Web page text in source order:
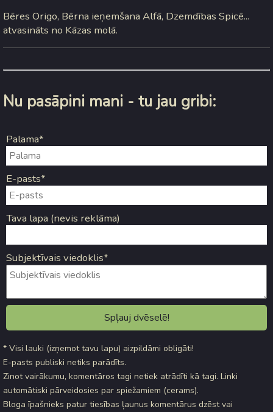
Bēres Origo, Bērna ieņemšana Alfā, Dzemdības Spicē...
atvasināts no Kāzas molā.
Nu pasāpini mani - tu jau gribi:
Palama*
E-pasts*
Tava lapa (nevis reklāma)
Subjektīvais viedoklis*
* Visi lauki (izņemot tavu lapu) aizpildāmi obligāti!
E-pasts publiski netiks parādīts.
Zinot vairākumu, komentāros tagi netiek atrādīti kā tagi. Linki
automātiski pārveidosies par spiežamiem (cerams).
Bloga īpašnieks patur tiesības ļaunus komentārus dzēst vai